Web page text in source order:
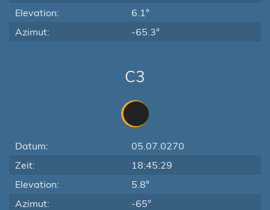
Elevation:
6.1°
Azimut:
-65.3°
C3
Datum:
05.07.0270
Zeit:
18:45:29
Elevation:
5.8°
Azimut:
-65°